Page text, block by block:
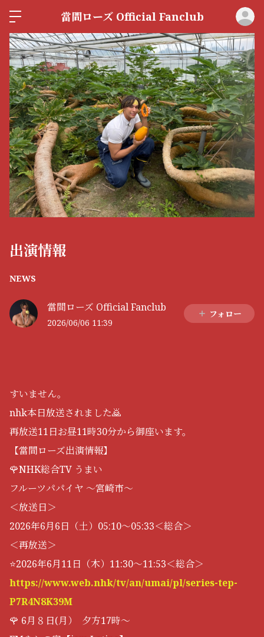
當間ローズ Official Fanclub
出演情報
NEWS
當間ローズ Official Fanclub
2026/06/06 11:39
フォロー
すいません。
nhk本日放送されました🙇
再放送11日お昼11時30分から御座います。
【當間ローズ出演情報】
🌹NHK総合TV うまい
フルーツパパイヤ ～宮崎市～
＜放送日＞
2026年6月6日（土）05:10～05:33＜総合＞
＜再放送＞
⭐️2026年6月11日（木）11:30～11:53＜総合＞
https://www.web.nhk/tv/an/umai/pl/series-tep-
P7R4N8K39M
🌹 6月８日(月） 夕方17時〜